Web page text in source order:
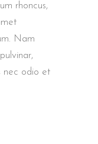
rhoncus,
Nam
nec odio et